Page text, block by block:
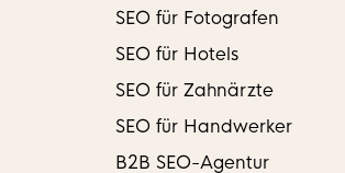
SEO für Fotografen
SEO für Hotels
SEO für Zahnärzte
SEO für Handwerker
B2B SEO-Agentur